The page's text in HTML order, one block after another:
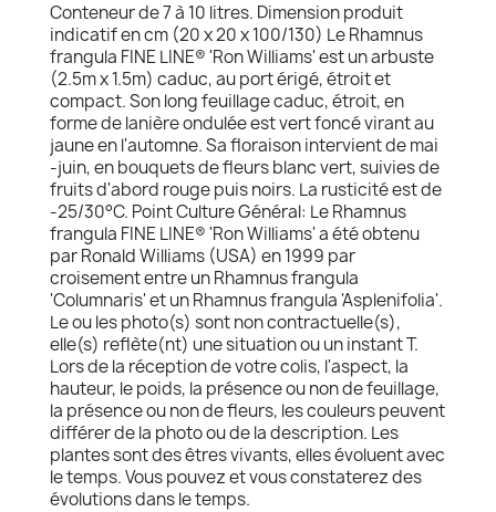
Conteneur de 7 à 10 litres. Dimension produit
indicatif en cm (20 x 20 x 100/130) Le Rhamnus
frangula FINE LINE® 'Ron Williams' est un arbuste
(2.5m x 1.5m) caduc, au port érigé, étroit et
compact. Son long feuillage caduc, étroit, en
forme de lanière ondulée est vert foncé virant au
jaune en l'automne. Sa floraison intervient de mai
-juin, en bouquets de fleurs blanc vert, suivies de
fruits d'abord rouge puis noirs. La rusticité est de
-25/30°C. Point Culture Général: Le Rhamnus
frangula FINE LINE® 'Ron Williams' a été obtenu
par Ronald Williams (USA) en 1999 par
croisement entre un Rhamnus frangula
'Columnaris' et un Rhamnus frangula 'Asplenifolia'.
Le ou les photo(s) sont non contractuelle(s),
elle(s) reflète(nt) une situation ou un instant T.
Lors de la réception de votre colis, l'aspect, la
hauteur, le poids, la présence ou non de feuillage,
la présence ou non de fleurs, les couleurs peuvent
différer de la photo ou de la description. Les
plantes sont des êtres vivants, elles évoluent avec
le temps. Vous pouvez et vous constaterez des
évolutions dans le temps.